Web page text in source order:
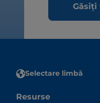
Găsiți
Selectare limbă
Resurse